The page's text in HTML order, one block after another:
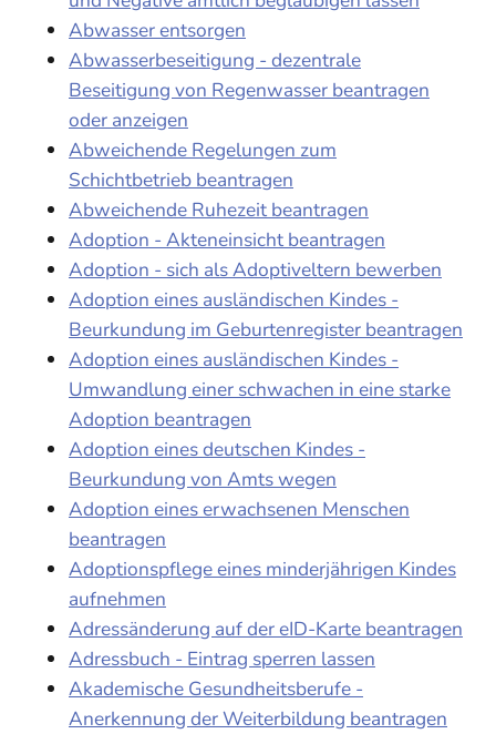
Abwasser entsorgen
Abwasserbeseitigung - dezentrale
Beseitigung von Regenwasser beantragen
oder anzeigen
Abweichende Regelungen zum
Schichtbetrieb beantragen
Abweichende Ruhezeit beantragen
Adoption - Akteneinsicht beantragen
Adoption - sich als Adoptiveltern bewerben
Adoption eines ausländischen Kindes -
Beurkundung im Geburtenregister beantragen
Adoption eines ausländischen Kindes -
Umwandlung einer schwachen in eine starke
Adoption beantragen
Adoption eines deutschen Kindes -
Beurkundung von Amts wegen
Adoption eines erwachsenen Menschen
beantragen
Adoptionspflege eines minderjährigen Kindes
aufnehmen
Adressänderung auf der eID-Karte beantragen
Adressbuch - Eintrag sperren lassen
Akademische Gesundheitsberufe -
Anerkennung der Weiterbildung beantragen